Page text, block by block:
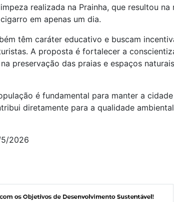
realizada na Prainha, que resultou na
em apenas um dia.
têm caráter educativo e buscam
A proposta é fortalecer a
preservação das praias e espaços
é fundamental para manter a
diretamente para a qualidade
5/2026